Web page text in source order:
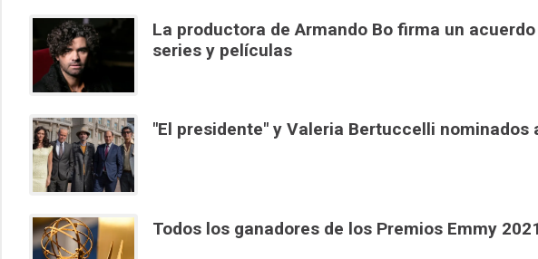
La productora de Armando Bo firma un
series y películas
"El presidente" y Valeria Bertuccelli nominados
Todos los ganadores de los Premios Emmy 2021